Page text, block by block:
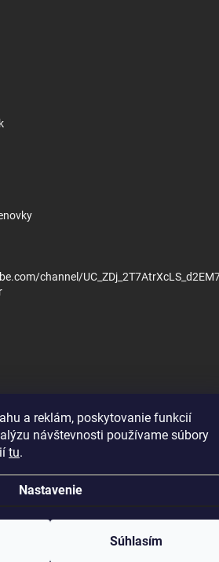
a reklám, poskytovanie funkcií
návštevnosti používame súbory
tu.
Nastavenie
Súhlasím
channel/
Vytvoril Shoptet
| Úprava | Custom = Netmedia s.r.o.